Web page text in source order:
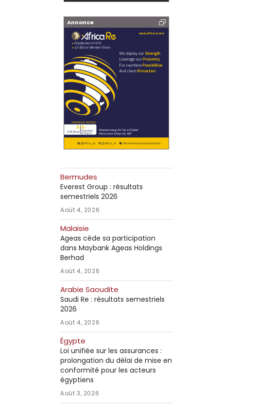
Annonce
Bermudes
Everest Group : résultats
semestriels 2026
Août 4, 2026
Malaisie
Ageas cède sa participation
dans Maybank Ageas Holdings
Berhad
Août 4, 2026
Arabie Saoudite
Saudi Re : résultats semestriels
2026
Août 4, 2026
Égypte
Loi unifiée sur les assurances :
prolongation du délai de mise en
conformité pour les acteurs
égyptiens
Août 3, 2026